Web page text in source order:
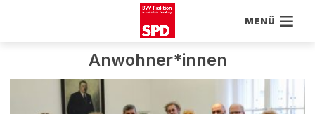
MENÜ
Anwohner*innen